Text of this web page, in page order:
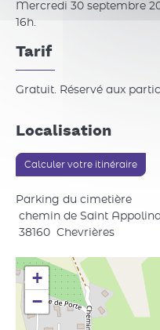
Mercredi 30 septembre
16h.
Tarif
Gratuit. Réservé aux
Localisation
Calculer votre itinéraire
Parking du cimetière
chemin de Saint
38160 Chevrières
+
−